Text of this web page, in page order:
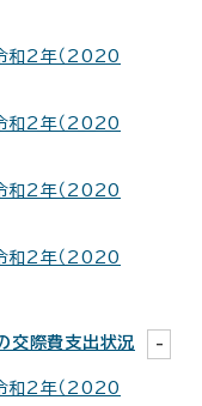
和2年（2020
和2年（2020
和2年（2020
和2年（2020
交際費支出状況
和2年（2020